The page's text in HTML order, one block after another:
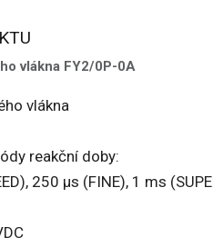
vlákna FY2/0P-0A
vlákna
reakční doby:
250 μs (FINE), 1 ms